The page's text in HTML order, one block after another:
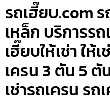
รถเฮี๊ยบ.com
เหล็ก บริการร
เฮี๊ยบให้เช่า ให้
เครน 3 ตัน 5 ตั
เช่ารถเครน ร